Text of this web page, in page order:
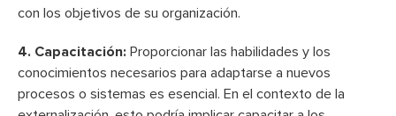
con los objetivos de su organización.
4. Capacitación: Proporcionar las habilidades y los
conocimientos necesarios para adaptarse a nuevos
procesos o sistemas es esencial. En el contexto de la